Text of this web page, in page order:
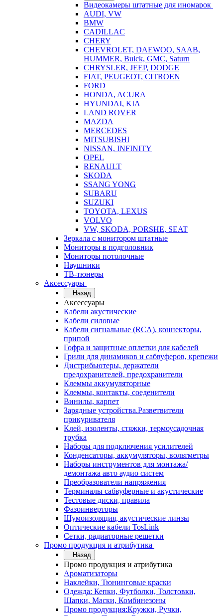
Видеокамеры штатные для иномарок
AUDI, VW
BMW
CADILLAC
CHERY
CHEVROLET, DAEWOO, SAAB,
HUMMER, Buick, GMC, Saturn
CHRYSLER, JEEP, DODGE
FIAT, PEUGEOT, CITROEN
FORD
HONDA, ACURA
HYUNDAI, KIA
LAND ROVER
MAZDA
MERCEDES
MITSUBISHI
NISSAN, INFINITY
OPEL
RENAULT
SKODA
SSANG YONG
SUBARU
SUZUKI
TOYOTA, LEXUS
VOLVO
VW, SKODA, PORSHE, SEAT
Зеркала с монитором штатные
Мониторы в подголовник
Мониторы потолочные
Наушники
ТВ-тюнеры
Аксессуары
Назад
Аксессуары
Кабели акустические
Кабели силовые
Кабели сигнальные (RCA), коннекторы,
припой
Гофра и защитные оплетки для кабелей
Грили для динамиков и сабвуферов, крепежи
Дистрибьютеры, держатели
предохранителей, предохранители
Клеммы аккумуляторные
Клеммы, контакты, соеденители
Винилы, карпет
Зарядные устройства.Разветвители
прикуривателя
Клей, изоленты, стяжки, термоусадочная
трубка
Наборы для подключения усилителей
Конденсаторы, аккумуляторы, вольтметры
Наборы инструментов для монтажа/
демонтажа авто аудио систем
Преобразователи напряжения
Терминалы сабвуферные и акустические
Тестовые диски, правила
Фазоинверторы
Шумоизоляция, акустические линзы
Оптические кабели TosLink
Сетки, радиаторные решетки
Промо продукция и атрибутика
Назад
Промо продукция и атрибутика
Ароматизаторы
Наклейки, Тюнинговые краски
Одежда: Кепки, Футболки, Толстовки,
Шапки, Маски, Комбинезоны
Промо продукция:Кружки, Ручки,